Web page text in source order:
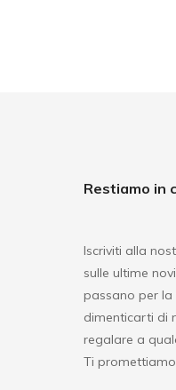
Restiamo in
Iscriviti alla
sulle ultime
passano per la
dimenticarti di
regalare a
Ti